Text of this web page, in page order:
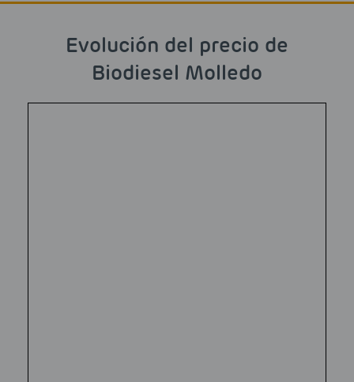
Evolución del precio de
Biodiesel Molledo